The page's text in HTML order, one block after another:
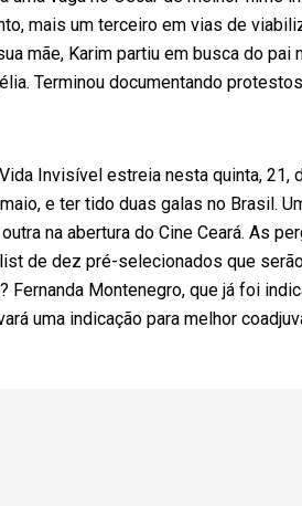
mais um terceiro em vias de
mãe, Karim partiu em busca do
Terminou documentando
Invisível estreia nesta quinta,
e ter tido duas galas no Brasil.
na abertura do Cine Ceará. As
de dez pré-selecionados que
Fernanda Montenegro, que já foi
uma indicação para melhor